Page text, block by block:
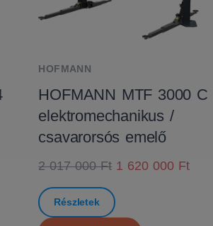
HOFMANN
HOFMANN MTF 3000 C
elektromechanikus /
csavarorsós emelő
2 017 000 Ft 1 620 000 Ft
Részletek